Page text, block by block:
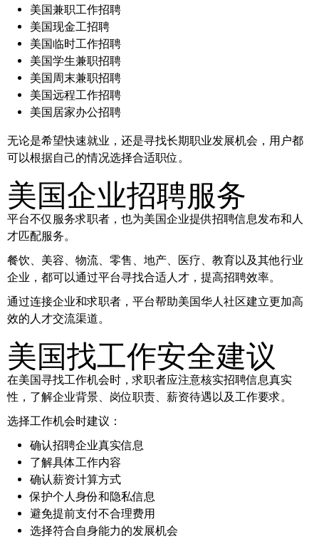
美国兼职工作招聘
美国现金工招聘
美国临时工作招聘
美国学生兼职招聘
美国周末兼职招聘
美国远程工作招聘
美国居家办公招聘
无论是希望快速就业，还是寻找长期职业发展机会，用户都
可以根据自己的情况选择合适职位。
美国企业招聘服务
平台不仅服务求职者，也为美国企业提供招聘信息发布和人
才匹配服务。
餐饮、美容、物流、零售、地产、医疗、教育以及其他行业
企业，都可以通过平台寻找合适人才，提高招聘效率。
通过连接企业和求职者，平台帮助美国华人社区建立更加高
效的人才交流渠道。
美国找工作安全建议
在美国寻找工作机会时，求职者应注意核实招聘信息真实
性，了解企业背景、岗位职责、薪资待遇以及工作要求。
选择工作机会时建议：
确认招聘企业真实信息
了解具体工作内容
确认薪资计算方式
保护个人身份和隐私信息
避免提前支付不合理费用
选择符合自身能力的发展机会